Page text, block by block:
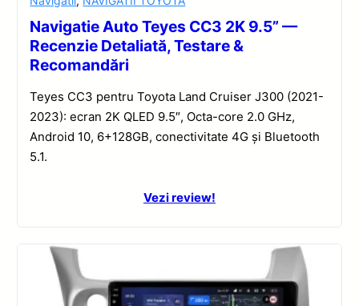
Navigatie Auto Teyes CC3 2K 9.5” —
Recenzie Detaliată, Testare &
Recomandări
Teyes CC3 pentru Toyota Land Cruiser J300 (2021-
2023): ecran 2K QLED 9.5″, Octa-core 2.0 GHz,
Android 10, 6+128GB, conectivitate 4G și Bluetooth
5.1.
Vezi review!